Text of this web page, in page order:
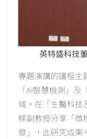
英特盛科技
專題演講的議程主
「AI智慧檢測」
域。在「生醫科技
樑副教授分享「微
發」，此研究成果